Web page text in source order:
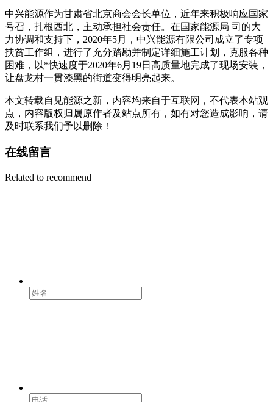
中兴能源作为甘肃省北京商会会长单位，近年来积极响应国家
号召，扎根西北，主动承担社会责任。在国家能源局 司的大
力协调和支持下，2020年5月，中兴能源有限公司成立了专项
扶贫工作组，进行了充分踏勘并制定详细施工计划，克服各种
困难，以*快速度于2020年6月19日高质量地完成了现场安装，
让盘龙村一贯漆黑的街道变得明亮起来。
本文转载自见能源之新，内容均来自于互联网，不代表本站观
点，内容版权归属原作者及站点所有，如有对您造成影响，请
及时联系我们予以删除！
在线留言
Related to recommend